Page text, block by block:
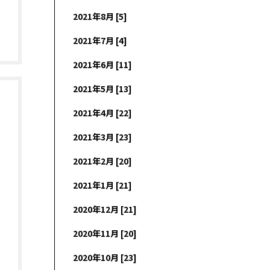
2021年8月 [5]
2021年7月 [4]
2021年6月 [11]
2021年5月 [13]
2021年4月 [22]
2021年3月 [23]
2021年2月 [20]
2021年1月 [21]
2020年12月 [21]
2020年11月 [20]
2020年10月 [23]